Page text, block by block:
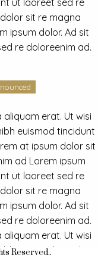
ut laoreet sed re
sit re magna
ipsum dolor. Ad sit
re doloreenim ad.
erat. Ut wisi
euismod tincidunt
at ipsum dolor sit
ad Lorem ipsum
ut laoreet sed re
sit re magna
ipsum dolor. Ad sit
re doloreenim ad.
erat. Ut wisi
euismod tincidunt
Reserved..